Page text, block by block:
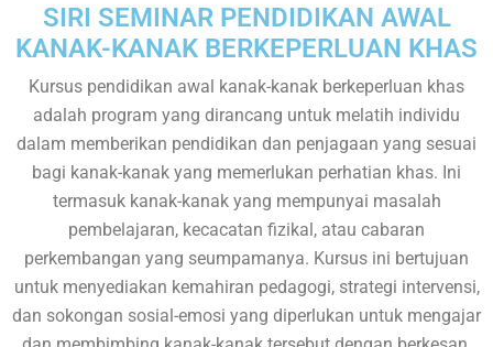
SIRI SEMINAR PENDIDIKAN AWAL
KANAK-KANAK BERKEPERLUAN KHAS
Kursus pendidikan awal kanak-kanak berkeperluan khas
adalah program yang dirancang untuk melatih individu
dalam memberikan pendidikan dan penjagaan yang sesuai
bagi kanak-kanak yang memerlukan perhatian khas. Ini
termasuk kanak-kanak yang mempunyai masalah
pembelajaran, kecacatan fizikal, atau cabaran
perkembangan yang seumpamanya. Kursus ini bertujuan
untuk menyediakan kemahiran pedagogi, strategi intervensi,
dan sokongan sosial-emosi yang diperlukan untuk mengajar